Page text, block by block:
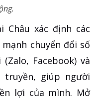
xác định các
chuyển đổi số
Facebook) và
truyền, giúp người
lợi của mình. Mở